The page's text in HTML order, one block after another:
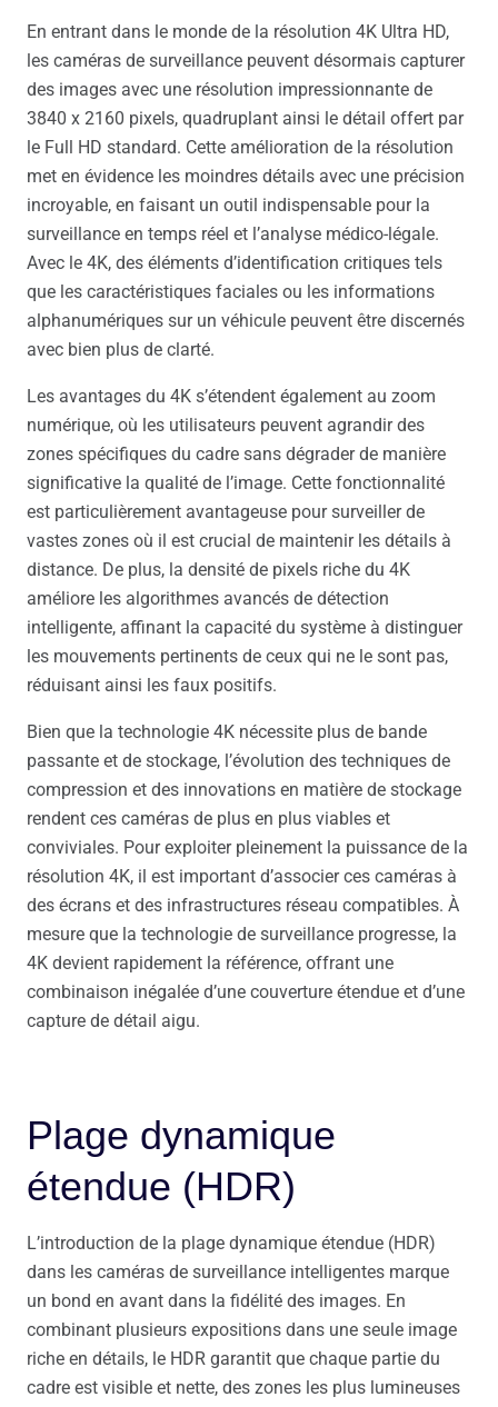
En entrant dans le monde de la résolution 4K Ultra HD,
les caméras de surveillance peuvent désormais capturer
des images avec une résolution impressionnante de
3840 x 2160 pixels, quadruplant ainsi le détail offert par
le Full HD standard. Cette amélioration de la résolution
met en évidence les moindres détails avec une précision
incroyable, en faisant un outil indispensable pour la
surveillance en temps réel et l’analyse médico-légale.
Avec le 4K, des éléments d’identification critiques tels
que les caractéristiques faciales ou les informations
alphanumériques sur un véhicule peuvent être discernés
avec bien plus de clarté.
Les avantages du 4K s’étendent également au zoom
numérique, où les utilisateurs peuvent agrandir des
zones spécifiques du cadre sans dégrader de manière
significative la qualité de l’image. Cette fonctionnalité
est particulièrement avantageuse pour surveiller de
vastes zones où il est crucial de maintenir les détails à
distance. De plus, la densité de pixels riche du 4K
améliore les algorithmes avancés de détection
intelligente, affinant la capacité du système à distinguer
les mouvements pertinents de ceux qui ne le sont pas,
réduisant ainsi les faux positifs.
Bien que la technologie 4K nécessite plus de bande
passante et de stockage, l’évolution des techniques de
compression et des innovations en matière de stockage
rendent ces caméras de plus en plus viables et
conviviales. Pour exploiter pleinement la puissance de la
résolution 4K, il est important d’associer ces caméras à
des écrans et des infrastructures réseau compatibles. À
mesure que la technologie de surveillance progresse, la
4K devient rapidement la référence, offrant une
combinaison inégalée d’une couverture étendue et d’une
capture de détail aigu.
Plage dynamique
étendue (HDR)
L’introduction de la plage dynamique étendue (HDR)
dans les caméras de surveillance intelligentes marque
un bond en avant dans la fidélité des images. En
combinant plusieurs expositions dans une seule image
riche en détails, le HDR garantit que chaque partie du
cadre est visible et nette, des zones les plus lumineuses